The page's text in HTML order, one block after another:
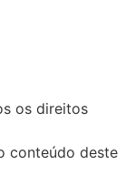
os direitos
conteúdo deste